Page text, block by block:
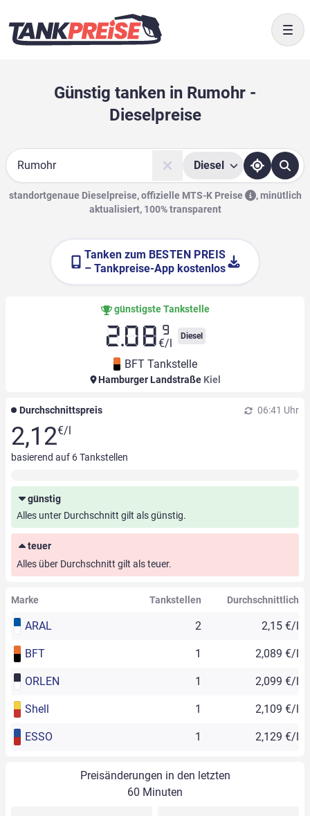
Günstig tanken in Rumohr -
Dieselpreise
Suche
Diesel
standortgenaue Dieselpreise, offizielle MTS-K Preise ,minütlich
aktualisiert, 100% transparent
Tanken zum BESTEN PREIS
– Tankpreise-App kostenlos
günstigste Tankstelle
2.08 9
€/l
Diesel
BFT Tankstelle
Hamburger Landstraße Kiel
Durchschnittspreis 06:41 Uhr
2,12€/l
basierend auf 6Tankstellen
günstig
Alles unter Durchschnitt gilt als günstig.
teuer
Alles über Durchschnitt gilt als teuer.
Marke Tankstellen Durchschnittlich
ARAL 2 2,15 €/l
BFT 1 2,089 €/l
ORLEN 1 2,099 €/l
Shell 1 2,109 €/l
ESSO 1 2,129 €/l
Preisänderungen in den letzten
60 Minuten